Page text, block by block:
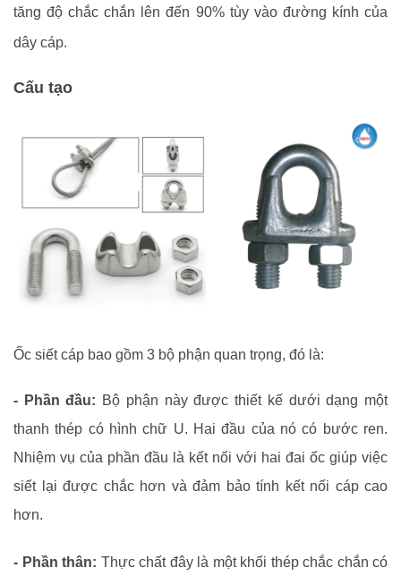
tăng độ chắc chắn lên đến 90% tùy vào đường kính của
dây cáp.
Cấu tạo
Ốc siết cáp bao gồm 3 bộ phận quan trọng, đó là:
- Phần đầu: Bộ phận này được thiết kế dưới dạng một
thanh thép có hình chữ U. Hai đầu của nó có bước ren.
Nhiệm vụ của phần đầu là kết nối với hai đai ốc giúp việc
siết lại được chắc hơn và đảm bảo tính kết nối cáp cao
hơn.
- Phần thân: Thực chất đây là một khối thép chắc chắn có